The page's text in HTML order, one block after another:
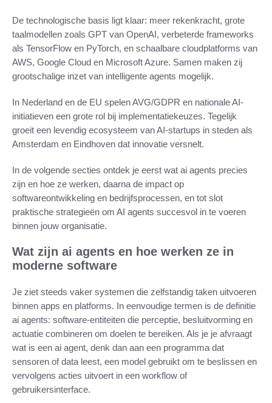
De technologische basis ligt klaar: meer rekenkracht, grote
taalmodellen zoals GPT van OpenAI, verbeterde frameworks
als TensorFlow en PyTorch, en schaalbare cloudplatforms van
AWS, Google Cloud en Microsoft Azure. Samen maken zij
grootschalige inzet van intelligente agents mogelijk.
In Nederland en de EU spelen AVG/GDPR en nationale AI-
initiatieven een grote rol bij implementatiekeuzes. Tegelijk
groeit een levendig ecosysteem van AI-startups in steden als
Amsterdam en Eindhoven dat innovatie versnelt.
In de volgende secties ontdek je eerst wat ai agents precies
zijn en hoe ze werken, daarna de impact op
softwareontwikkeling en bedrijfsprocessen, en tot slot
praktische strategieën om AI agents succesvol in te voeren
binnen jouw organisatie.
Wat zijn ai agents en hoe werken ze in
moderne software
Je ziet steeds vaker systemen die zelfstandig taken uitvoeren
binnen apps en platforms. In eenvoudige termen is de definitie
ai agents: software-entiteiten die perceptie, besluitvorming en
actuatie combineren om doelen te bereiken. Als je je afvraagt
wat is een ai agent, denk dan aan een programma dat
sensoren of data leest, een model gebruikt om te beslissen en
vervolgens acties uitvoert in een workflow of
gebruikersinterface.